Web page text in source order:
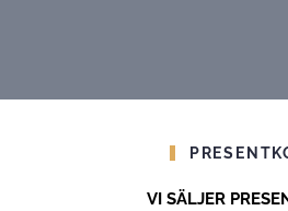
VI SÄLJER